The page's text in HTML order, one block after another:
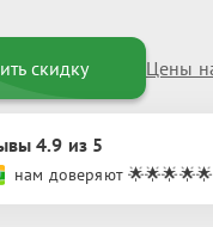
скидку Цены
4.9 из 5
нам доверяют 🌟🌟🌟🌟🌟